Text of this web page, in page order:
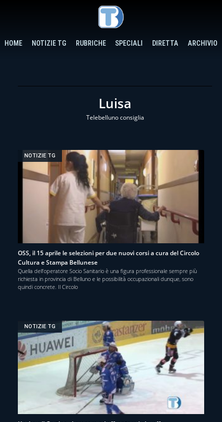
HOME NOTIZIE TG RUBRICHE SPECIALI DIRETTA ARCHIVIO
Luisa
Telebelluno consiglia
NOTIZIE TG
OSS, il 15 aprile le selezioni per due nuovi corsi a cura del Circolo
Cultura e Stampa Bellunese
Quella dell’operatore Socio Sanitario è una figura professionale sempre più
richiesta in provincia di Belluno e le possibilità occupazionali dunque, sono
quindi concrete. Il Circolo
NOTIZIE TG